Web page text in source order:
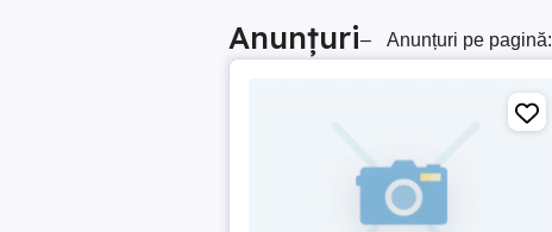
Anunțuri– Anunțuri pe pagină: